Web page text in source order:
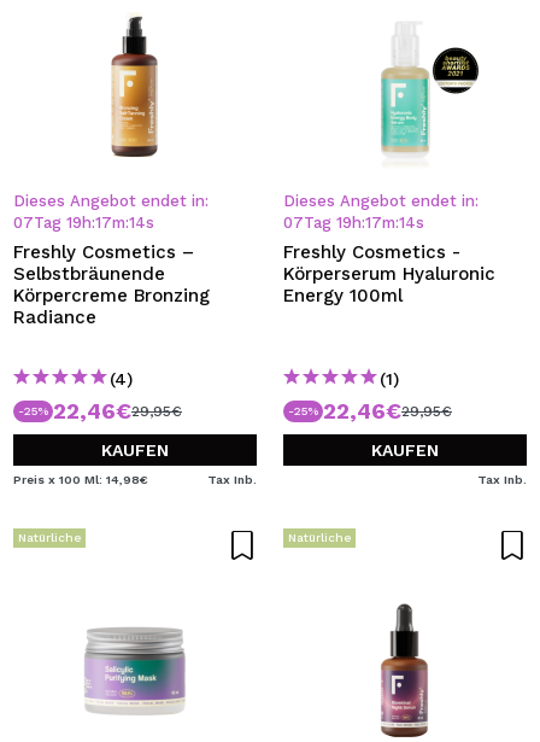
Dieses Angebot endet in:
07Tag 19 h:17m:13s
Freshly Cosmetics –
Selbstbräunende
Körpercreme Bronzing
Radiance
(4)
-25% 22,46€29,95€
KAUFEN
Preis x 100 Ml: 14,98€ Tax Inb.
Dieses Angebot endet in:
07Tag 19 h:17m:13s
Freshly Cosmetics -
Körperserum Hyaluronic
Energy 100ml
(1)
-25% 22,46€29,95€
KAUFEN
Tax Inb.
Natürliche Natürliche